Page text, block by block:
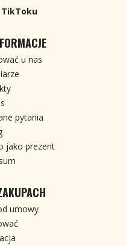
TikToku
u nas
pytania
jako prezent
umowy